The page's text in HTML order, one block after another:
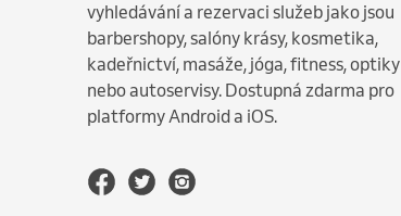
vyhledávání a rezervaci služeb jako jsou
barbershopy, salóny krásy, kosmetika,
kadeřnictví, masáže, jóga, fitness, optiky
nebo autoservisy. Dostupná zdarma pro
platformy Android a iOS.